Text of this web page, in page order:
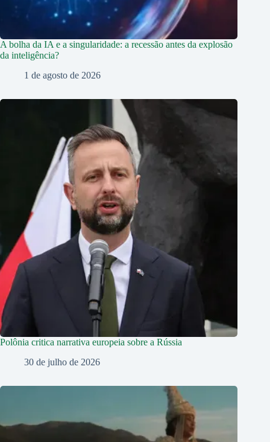
A bolha da IA e a singularidade: a recessão antes da explosão
da inteligência?
1 de agosto de 2026
Polônia critica narrativa europeia sobre a Rússia
30 de julho de 2026